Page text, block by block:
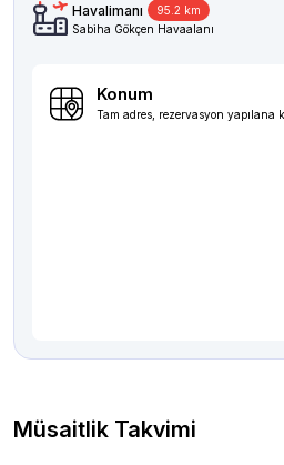
Havalimanı
95.2 km
Sabiha Gökçen Havaalanı
Konum
Tam adres, rezervasyon yapılana
Müsaitlik Takvimi